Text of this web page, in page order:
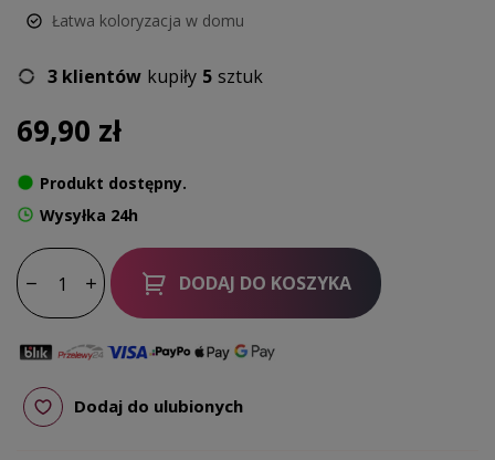
Łatwa koloryzacja w domu
3 klientów kupiły 5 sztuk
69,90 zł
Produkt dostępny.
Wysyłka 24h
DODAJ DO KOSZYKA
Dodaj do ulubionych